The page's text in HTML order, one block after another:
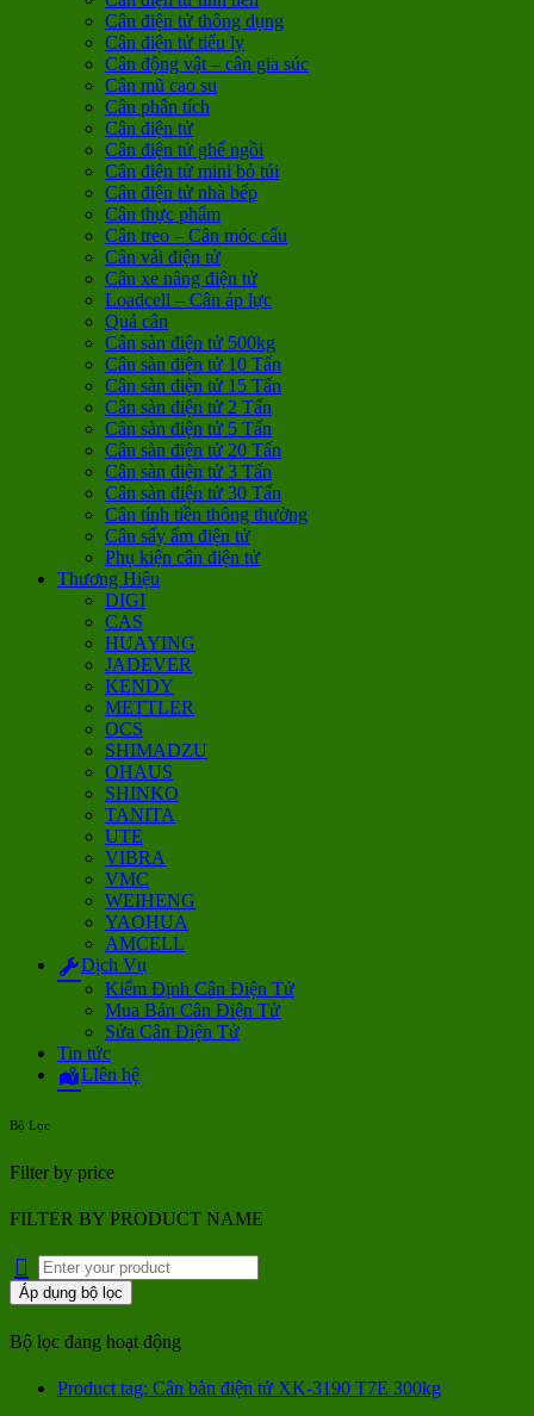
Cân điện tử thông dụng
Cân điện tử tiểu ly
Cân động vật – cân gia súc
Cân mũ cao su
Cân phân tích
Cân điện tử
Cân điện tử ghế ngồi
Cân điện tử mini bỏ túi
Cân điện tử nhà bếp
Cân thực phẩm
Cân treo – Cân móc cẩu
Cân vải điện tử
Cân xe nâng điện tử
Loadcell – Cân áp lực
Quả cân
Cân sàn điện tử 500kg
Cân sàn điện tử 10 Tấn
Cân sàn điện tử 15 Tấn
Cân sàn điện tử 2 Tấn
Cân sàn điện tử 5 Tấn
Cân sàn điện tử 20 Tấn
Cân sàn điện tử 3 Tấn
Cân sàn điện tử 30 Tấn
Cân tính tiền thông thường
Cân sấy ẩm điện tử
Phụ kiện cân điện tử
Thương Hiệu
DIGI
CAS
HUAYING
JADEVER
KENDY
METTLER
OCS
SHIMADZU
OHAUS
SHINKO
TANITA
UTE
VIBRA
VMC
WEIHENG
YAOHUA
AMCELL
Dịch Vụ
Kiểm Định Cân Điện Tử
Mua Bán Cân Điện Tử
Sửa Cân Điện Tử
Tin tức
LIên hệ
Bộ Lọc
Filter by price
FILTER BY PRODUCT NAME
Áp dụng bộ lọc
Bộ lọc đang hoạt động
Product tag: Cân bàn điện tử XK-3190 T7E 300kg